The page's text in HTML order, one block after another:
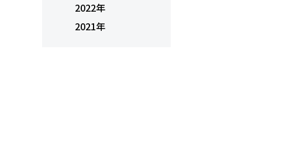
2022年
2021年